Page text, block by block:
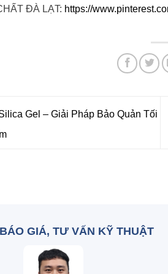
ĐÀ LẠT: https://
Gel – Giải Pháp Bảo Quản Tối
GIÁ, TƯ VẤN KỸ THUẬT